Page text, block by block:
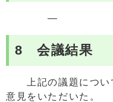
―
8 会議結果
上記の議題につい
意見をいただいた。